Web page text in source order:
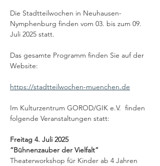
Die Stadtteilwochen in Neuhausen-
Nymphenburg finden vom 03. bis zum 09.
Juli 2025 statt.
Das gesamte Programm finden Sie auf der
Website:
https://stadtteilwochen-muenchen.de
Im Kulturzentrum GOROD/GIK e.V.  finden
folgende Veranstaltungen statt:
Freitag 4. Juli 2025
“Bühnenzauber der Vielfalt”
Theaterworkshop für Kinder ab 4 Jahren